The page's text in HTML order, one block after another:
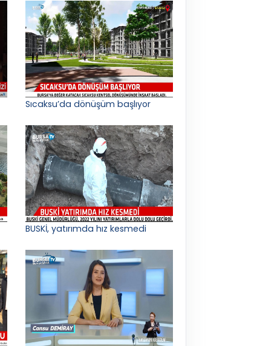
Sıcaksu’da dönüşüm başlıyor
BUSKİ, yatırımda hız kesmedi